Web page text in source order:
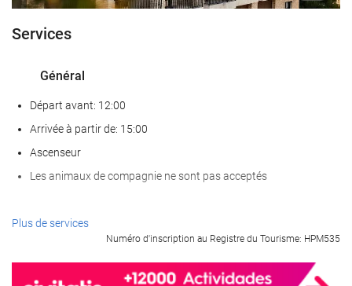
Services
Général
Départ avant: 12:00
Arrivée à partir de: 15:00
Ascenseur
Les animaux de compagnie ne sont pas acceptés
Nourriture et boissons
Plus de services
Numéro d'inscription au Registre du Tourisme: HPM535